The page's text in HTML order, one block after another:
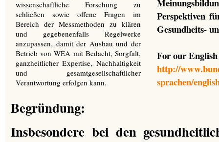
wissenschaftliche Forschung zu
schließen sowie offene Fragen im
Bereich der Messmethoden zu klären
und gegebenenfalls Regelwerke
anzupassen, damit der Ausbau und der
Betrieb von WEA mit Bedacht, Sorgfalt,
ganzheitlicher Expertise, Nachhaltigkeit
und gesamtgesellschaftlicher
Verantwortung erfolgen kann.
Perspektiven
Gesundheits-
For our
http://
sprachen/
Begründung:
Insbesondere bei den